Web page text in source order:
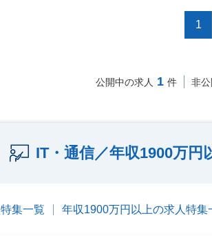
1
公開中の求人 1 件 非公
IT・通信／年収1900万円
集一覧 年収1900万円以上の求人特集